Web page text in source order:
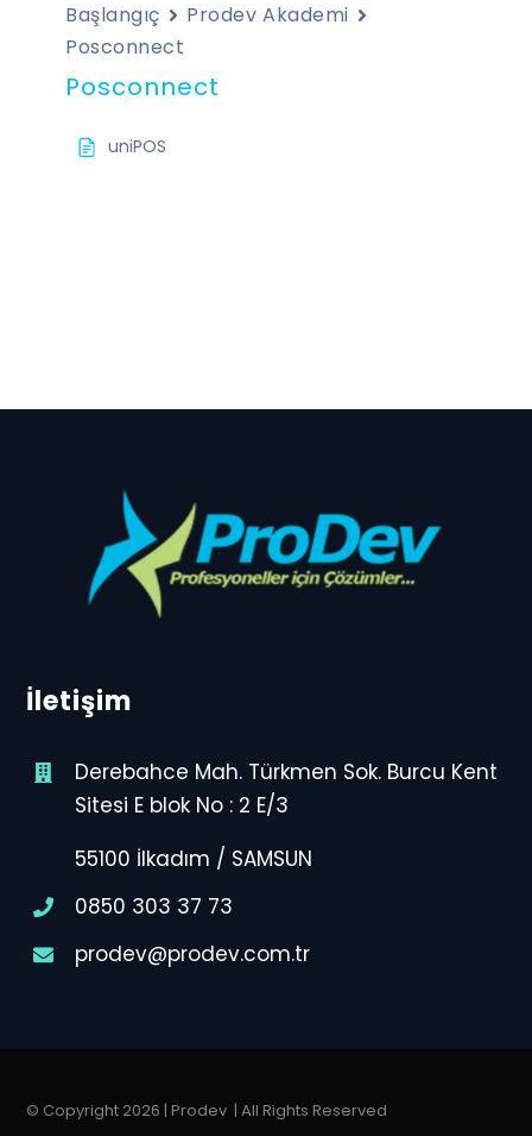
Başlangıç
Prodev Akademi
Posconnect
Posconnect
uniPOS
İletişim
Derebahce Mah. Türkmen Sok. Burcu Kent
Sitesi E blok No : 2 E/3
55100 İlkadım / SAMSUN
0850 303 37 73
prodev@prodev.com.tr
© Copyright 2026 | Prodev | All Rights Reserved